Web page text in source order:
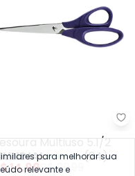
- Extensão Baby
Multiuso 5.1/2
(24)
14,99R$ 29,99
para melhorar sua
relevante e